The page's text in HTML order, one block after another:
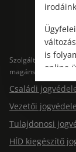
Szolgáltatások
magánszemélyeknek
Családi
Vezetői
Tulajdonosi
HÍD kiegészítő
is
online